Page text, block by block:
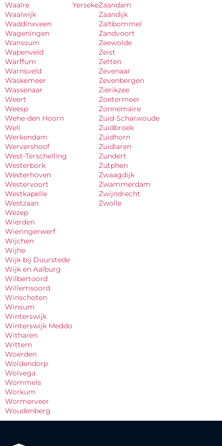
Waalre
Waalwijk
Waddinxveen
Wageningen
Wanssum
Wapenveld
Warffum
Warnsveld
Waskemeer
Wassenaar
Weert
Weesp
Wehe-den Hoorn
Well
Werkendam
Wervershoof
West-Terschelling
Westerbork
Westerhoven
Westervoort
Westkapelle
Westzaan
Wezep
Wierden
Wieringerwerf
Wijchen
Wijhe
Wijk bij Duurstede
Wijk en Aalburg
Wilbertoord
Willemsoord
Winschoten
Winsum
Winterswijk
Winterswijk Meddo
Witharen
Wittem
Woerden
Woldendorp
Wolvega
Wommels
Workum
Wormerveer
Woudenberg
YersekeZaandam
Zaandijk
Zaltbommel
Zandvoort
Zeewolde
Zeist
Zetten
Zevenaar
Zevenbergen
Zierikzee
Zoetermeer
Zonnemaire
Zuid-Scharwoude
Zuidbroek
Zuidhorn
Zuidlaren
Zundert
Zutphen
Zwaagdijk
Zwammerdam
Zwijndrecht
Zwolle